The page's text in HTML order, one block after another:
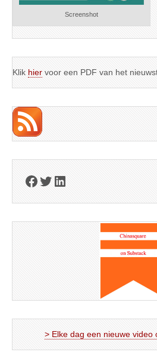
Screenshot
Klik hier voor een PDF van het
Facebook
Twitter
LinkedIn
> Elke dag een nieuwe video